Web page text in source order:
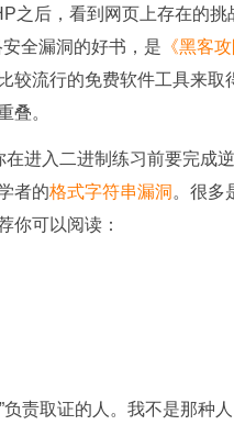
之后，看到网页上存在的
全漏洞的好书，是 《黑客
较流行的免费软件工具来
叠。
进入二进制练习前要完成
者的格式字符串漏洞 。很多
你可以阅读：
责取证的人。我不是那种